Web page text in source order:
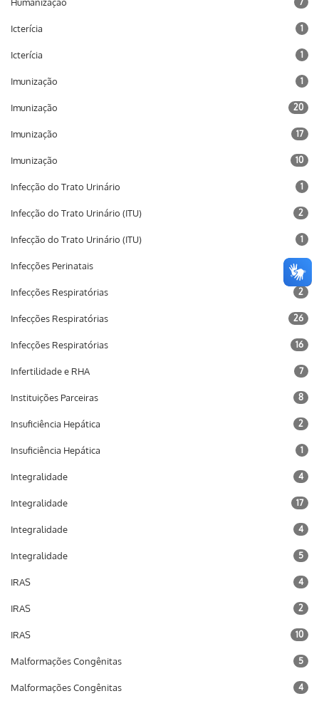
Icterícia 1
Icterícia 1
Imunização 1
Imunização 20
Imunização 17
Imunização 10
Infecção do Trato Urinário 1
Infecção do Trato Urinário (ITU) 2
Infecção do Trato Urinário (ITU) 1
Infecções Perinatais 20
Infecções Respiratórias 2
Infecções Respiratórias 26
Infecções Respiratórias 16
Infertilidade e RHA 7
Instituições Parceiras 8
Insuficiência Hepática 2
Insuficiência Hepática 1
Integralidade 4
Integralidade 17
Integralidade 4
Integralidade 5
IRAS 4
IRAS 2
IRAS 10
Malformações Congênitas 5
Malformações Congênitas 4